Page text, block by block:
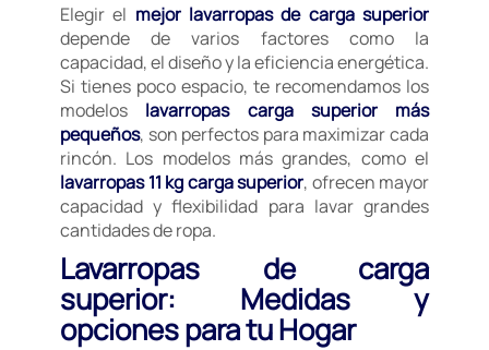
Elegir el mejor lavarropas de carga superior
depende de varios factores como la
capacidad, el diseño y la eficiencia energética.
Si tienes poco espacio, te recomendamos los
modelos lavarropas carga superior más
pequeños, son perfectos para maximizar cada
rincón. Los modelos más grandes, como el
lavarropas 11 kg carga superior, ofrecen mayor
capacidad y flexibilidad para lavar grandes
cantidades de ropa.
Lavarropas de carga
superior: Medidas y
opciones para tu Hogar